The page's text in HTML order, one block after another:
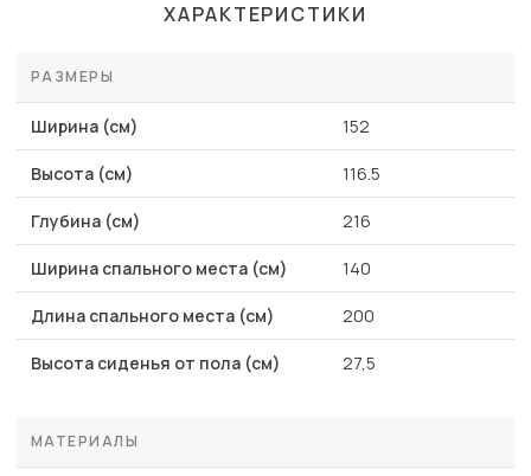
ХАРАКТЕРИСТИКИ
РАЗМЕРЫ
Ширина (см) 152
Высота (см) 116.5
Глубина (см) 216
Ширина спального места (см) 140
Длина спального места (см) 200
Высота сиденья от пола (см) 27,5
МАТЕРИАЛЫ